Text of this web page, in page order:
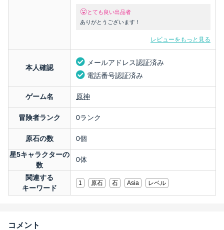
とても良い出品者
ありがとうございます！
レビューをもっと見る
本人確認
メールアドレス認証済み
電話番号認証済み
ゲーム名 原神
冒険者ランク 0ランク
原石の数
0個
星5キャラクターの
数
0体
関連する
キーワード
1 原石 石 Asia レベル
コメント